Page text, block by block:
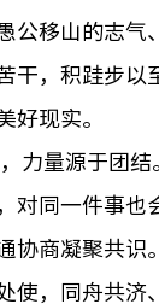
公移山的志气
干，积跬步以
好现实。
力量源于团
对同一件事也
协商凝聚共识
使，同舟共济